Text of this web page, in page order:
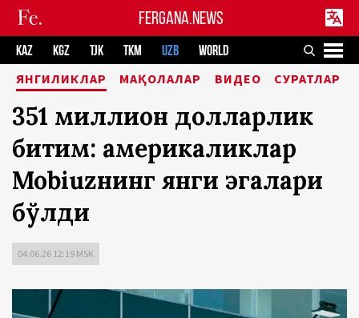
FERGANA.NEWS
KAZ KGZ TJK TKM UZB WORLD
ЯНГИЛИКЛАР МАҚОЛАЛАР ВИДЕО СУРАТЛАР
351 миллион долларлик
битим: америкаликлар
Mobiuzнинг янги эгалари
бўлди
04.06.26 12:19 MSK